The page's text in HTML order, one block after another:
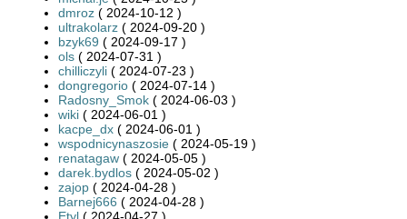
dmroz ( 2024-10-12 )
ultrakolarz ( 2024-09-20 )
bzyk69 ( 2024-09-17 )
ols ( 2024-07-31 )
chilliczyli ( 2024-07-23 )
dongregorio ( 2024-07-14 )
Radosny_Smok ( 2024-06-03 )
wiki ( 2024-06-01 )
kacpe_dx ( 2024-06-01 )
wspodnicynaszosie ( 2024-05-19 )
renatagaw ( 2024-05-05 )
darek.bydlos ( 2024-05-02 )
zajop ( 2024-04-28 )
Barnej666 ( 2024-04-28 )
Etyl ( 2024-04-27 )